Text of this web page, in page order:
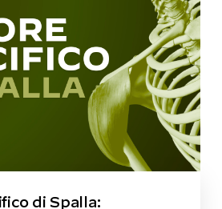
di Spalla: